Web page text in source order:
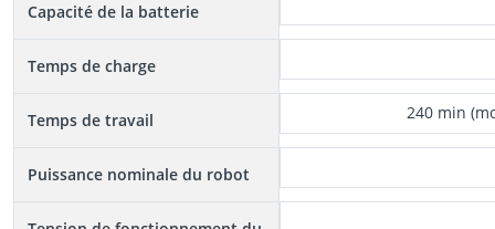
Capacité de la batterie
Temps de charge
Temps de travail 240 min
Puissance nominale du robot